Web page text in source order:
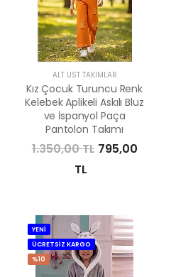
ALT ÜST TAKIMLAR
Kız Çocuk Turuncu Renk
Kelebek Aplikeli Askılı Bluz
ve İspanyol Paça
Pantolon Takımı
1.350,00 TL 795,00
TL
YENİ
ÜCRETSİZ KARGO
%10